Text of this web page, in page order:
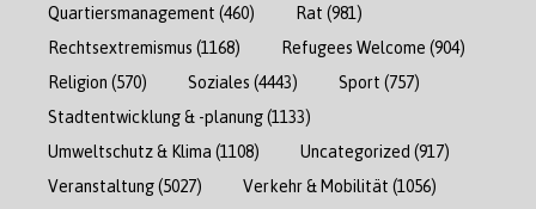
Quartiersmanagement (460) Rat (981)
Rechtsextremismus (1168) Refugees Welcome (904)
Religion (570) Soziales (4443) Sport (757)
Stadtentwicklung & -planung(1133)
Umweltschutz & Klima (1108) Uncategorized (917)
Veranstaltung(5027) Verkehr & Mobilität (1056)